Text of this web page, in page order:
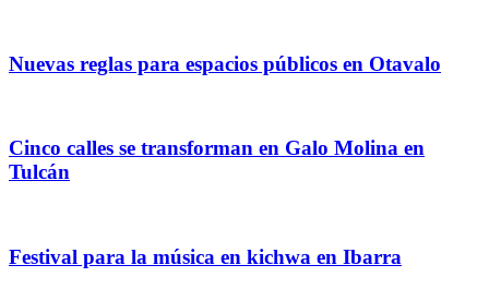
Nuevas reglas para espacios públicos en Otavalo
Cinco calles se transforman en Galo Molina en
Tulcán
Festival para la música en kichwa en Ibarra